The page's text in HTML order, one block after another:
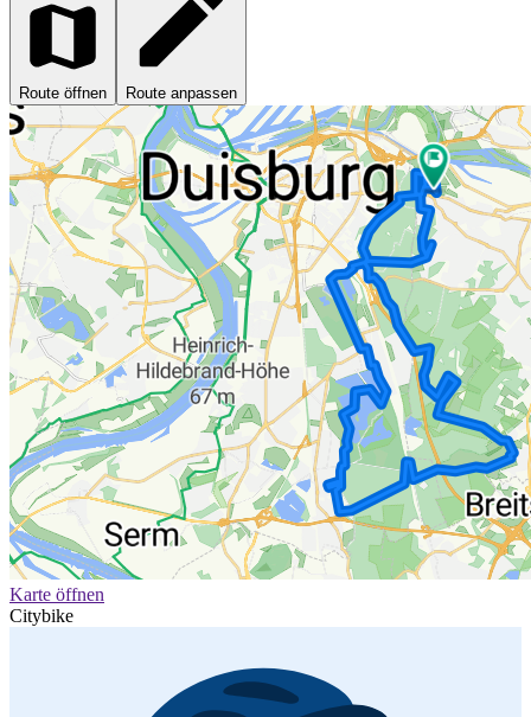
Route öffnen Route anpassen
Karte öffnen
Citybike